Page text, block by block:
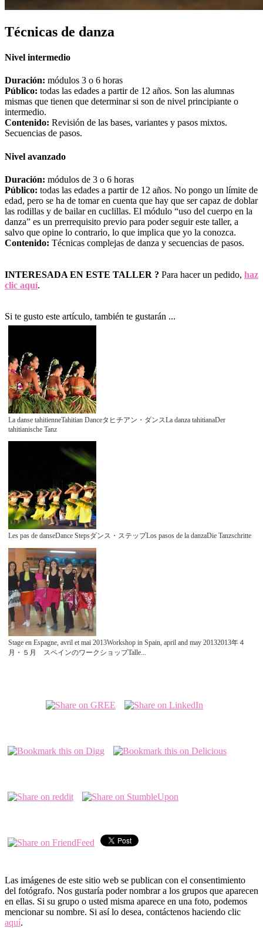
Técnicas de danza
Nivel intermedio
Duración: módulos 3 o 6 horas
Público: todas las edades a partir de 12 años. Son las alumnas
mismas que tienen que determinar si son de nivel principiante o
intermedio.
Contenido: Revisión de las bases, variantes y pasos mixtos.
Secuencias de pasos.
Nivel avanzado
Duración: módulos de 3 o 6 horas
Público: todas las edades a partir de 12 años. No pongo un límite de
edad, pero se ha de tomar en cuenta que hay que ser capaz de doblar
las rodillas y de bailar en cuclillas. El módulo “uso del cuerpo en la
danza” es un prerrequisito previo para poder seguir este taller, a
salvo que opine lo contrario, lo que implica que yo la conozca.
Contenido: Técnicas complejas de danza y secuencias de pasos.
INTERESADA EN ESTE TALLER ? Para hacer un pedido, haz
clic aquí.
Si te gusto este artículo, también te gustarán ...
La danse tahitienneTahitian Danceタヒチアン・ダンスLa danza tahitianaDer
tahitianische Tanz
Les pas de danseDance Stepsダンス・ステップLos pasos de la danzaDie Tanzschritte
Stage en Espagne, avril et mai 2013Workshop in Spain, april and may 20132013年４
月・５月 スペインのワークショップTalle...
Las imágenes de este sitio web se publican con el consentimiento
del fotógrafo. Nos gustaría poder nombrar a los grupos que aparecen
en ellas. Si su grupo o usted misma aparece en una foto, podemos
mencionar su nombre. Si así lo desea, contáctenos haciendo clic
aquí.